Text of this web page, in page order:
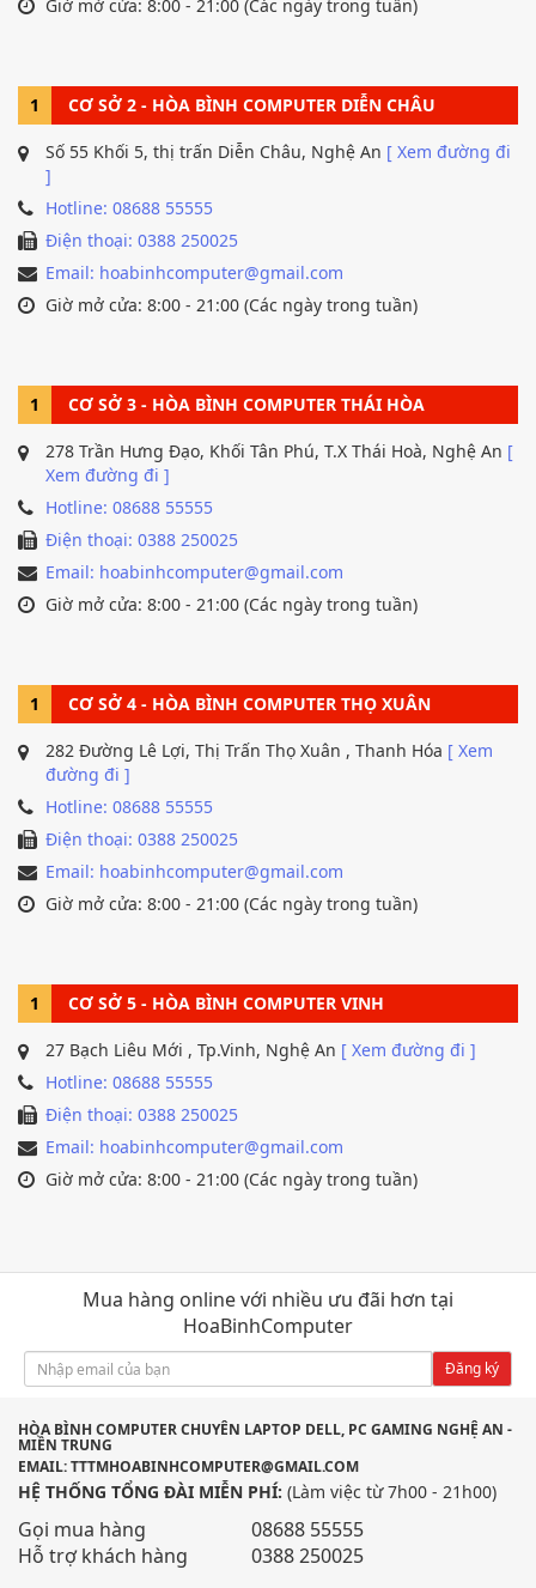
Giờ mở cửa: 8:00 - 21:00 (Các ngày trong tuần)
1 CƠ SỞ 2 - HÒA BÌNH COMPUTER DIỄN CHÂU
Số 55 Khối 5, thị trấn Diễn Châu, Nghệ An [ Xem đường đi
]
Hotline: 08688 55555
Điện thoại: 0388 250025
Email: hoabinhcomputer@gmail.com
Giờ mở cửa: 8:00 - 21:00 (Các ngày trong tuần)
1 CƠ SỞ 3 - HÒA BÌNH COMPUTER THÁI HÒA
278 Trần Hưng Đạo, Khối Tân Phú, T.X Thái Hoà, Nghệ An [
Xem đường đi ]
Hotline: 08688 55555
Điện thoại: 0388 250025
Email: hoabinhcomputer@gmail.com
Giờ mở cửa: 8:00 - 21:00 (Các ngày trong tuần)
1 CƠ SỞ 4 - HÒA BÌNH COMPUTER THỌ XUÂN
282 Đường Lê Lợi, Thị Trấn Thọ Xuân , Thanh Hóa [ Xem
đường đi ]
Hotline: 08688 55555
Điện thoại: 0388 250025
Email: hoabinhcomputer@gmail.com
Giờ mở cửa: 8:00 - 21:00 (Các ngày trong tuần)
1 CƠ SỞ 5 - HÒA BÌNH COMPUTER VINH
27 Bạch Liêu Mới , Tp.Vinh, Nghệ An [ Xem đường đi ]
Hotline: 08688 55555
Điện thoại: 0388 250025
Email: hoabinhcomputer@gmail.com
Giờ mở cửa: 8:00 - 21:00 (Các ngày trong tuần)
Mua hàng online với nhiều ưu đãi hơn tại
HoaBinhComputer
Đăng ký
HÒA BÌNH COMPUTER CHUYÊN LAPTOP DELL, PC GAMING NGHỆ AN -
MIỀN TRUNG
EMAIL: TTTMHOABINHCOMPUTER@GMAIL.COM
HỆ THỐNG TỔNG ĐÀI MIỄN PHÍ: (Làm việc từ 7h00 - 21h00)
Gọi mua hàng
08688 55555
Hỗ trợ khách hàng
0388 250025